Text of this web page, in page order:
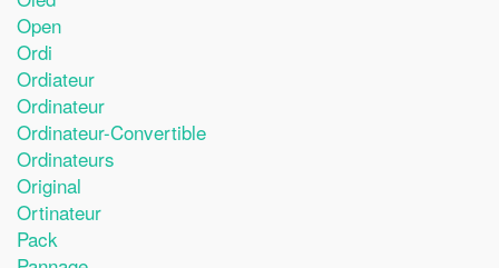
Open
Ordi
Ordiateur
Ordinateur
Ordinateur-Convertible
Ordinateurs
Original
Ortinateur
Pack